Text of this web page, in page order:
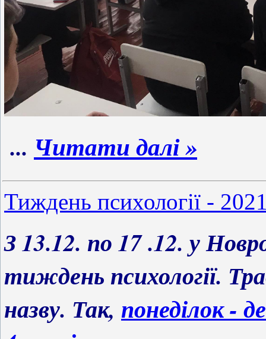
... Читати далі »
Тиждень психології -
З 13.12. по 17 .12. у
тиждень психології.
назву. Так, понеділок -